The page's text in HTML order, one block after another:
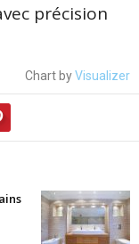
précision
Chart byVisualizer